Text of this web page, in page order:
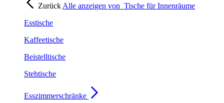
Zurück Alle anzeigen von Tische für Innenräume
Esstische
Kaffeetische
Beistelltische
Stehtische
Esszimmerschränke